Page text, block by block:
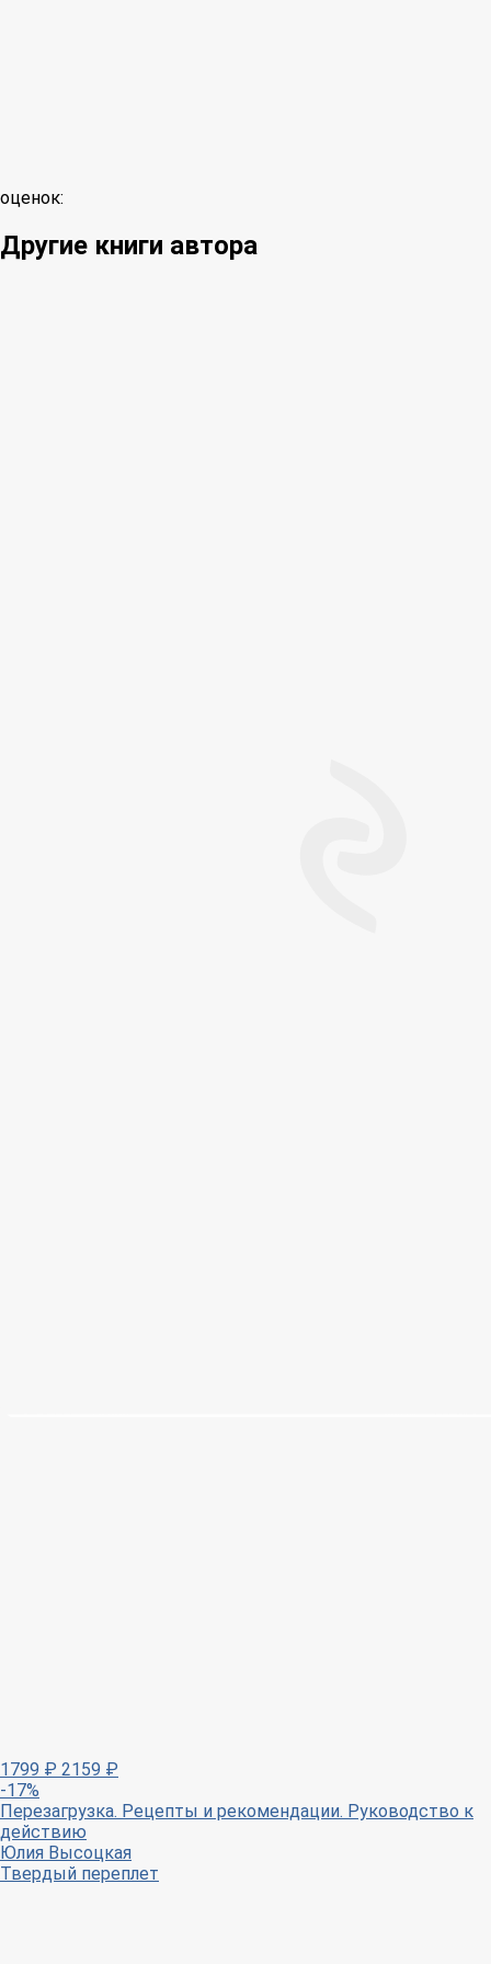
оценок:
Другие книги автора
1799 ₽ 2159 ₽
-17%
Перезагрузка. Рецепты и рекомендации. Руководство к
действию
Юлия Высоцкая
Твердый переплет